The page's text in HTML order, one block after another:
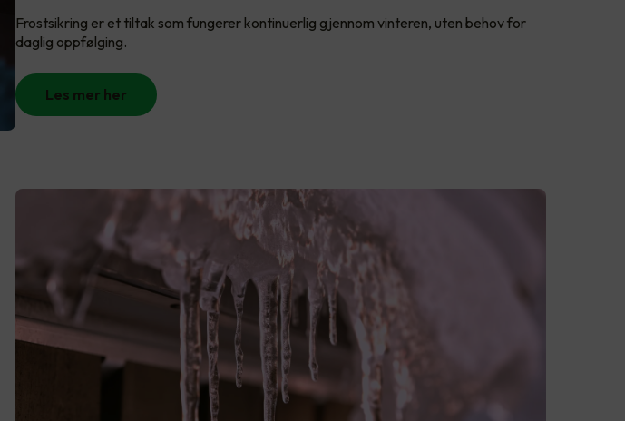
Frostsikring er et tiltak som fungerer kontinuerlig gjennom vinteren, uten behov for
daglig oppfølging.
Les mer her